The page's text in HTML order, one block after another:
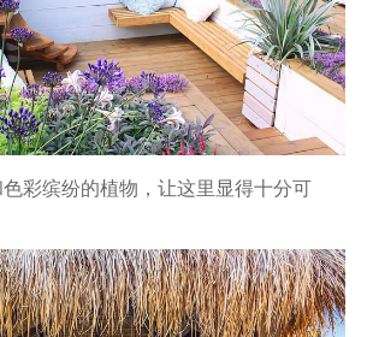
彩缤纷的植物，让这里显得十分可